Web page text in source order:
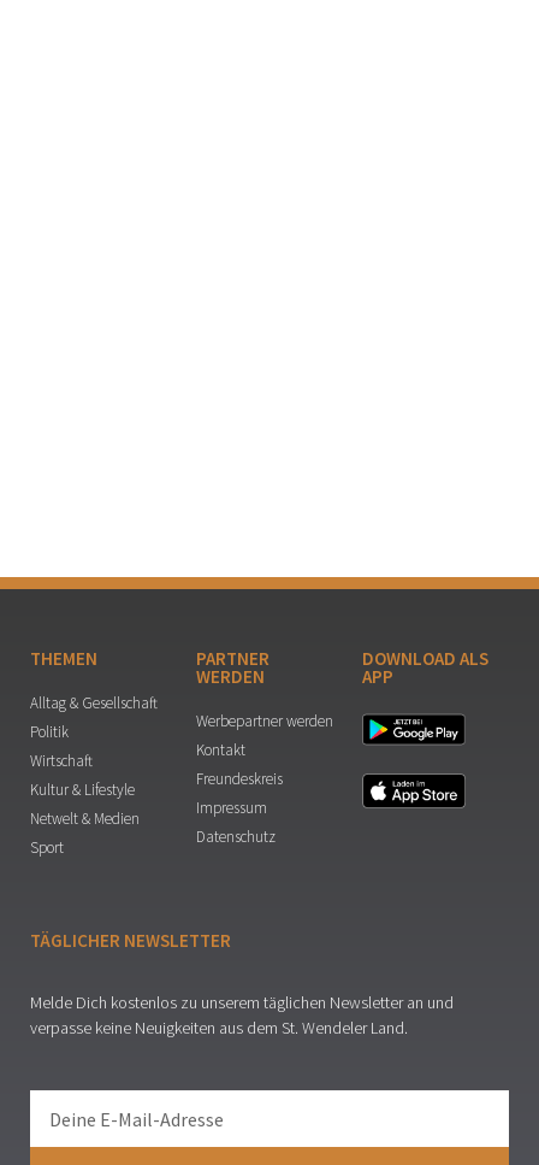
THEMEN
Alltag & Gesellschaft
Politik
Wirtschaft
Kultur & Lifestyle
Netwelt & Medien
Sport
PARTNER
WERDEN
Werbepartner werden
Kontakt
Freundeskreis
Impressum
Datenschutz
DOWNLOAD ALS
APP
TÄGLICHER NEWSLETTER
Melde Dich kostenlos zu unserem täglichen Newsletter an und
verpasse keine Neuigkeiten aus dem St. Wendeler Land.